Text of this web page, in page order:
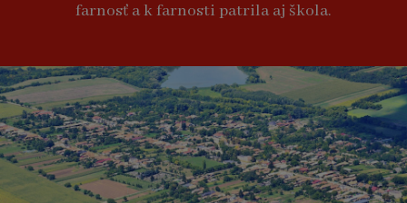
farnosť a k farnosti patrila aj škola.